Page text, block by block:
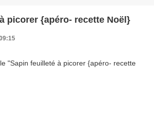
picorer {apéro- recette Noël}